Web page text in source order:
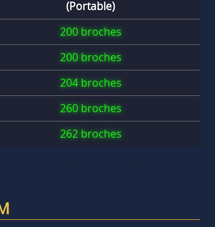
(Portable)
200 broches
200 broches
204 broches
260 broches
262 broches